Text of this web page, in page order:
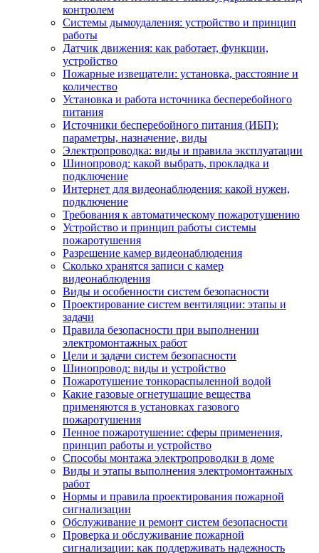
контролем
Системы дымоудаления: устройство и принцип
работы
Датчик движения: как работает, функции,
устройство
Пожарные извещатели: установка, расстояние и
количество
Установка и работа источника бесперебойного
питания
Источники бесперебойного питания (ИБП):
параметры, назначение, виды
Электропроводка: виды и правила эксплуатации
Шинопровод: какой выбрать, прокладка и
подключение
Интернет для видеонаблюдения: какой нужен,
подключение
Требования к автоматическому пожаротушению
Устройство и принцип работы системы
пожаротушения
Разрешение камер видеонаблюдения
Сколько хранятся записи с камер
видеонаблюдения
Виды и особенности систем безопасности
Проектирование систем вентиляции: этапы и
задачи
Правила безопасности при выполнении
электромонтажных работ
Цели и задачи систем безопасности
Шинопровод: виды и устройство
Пожаротушение тонкораспыленной водой
Какие газовые огнетушащие вещества
применяются в установках газового
пожаротушения
Пенное пожаротушение: сферы применения,
принцип работы и устройство
Способы монтажа электропроводки в доме
Виды и этапы выполнения электромонтажных
работ
Нормы и правила проектирования пожарной
сигнализации
Обслуживание и ремонт систем безопасности
Проверка и обслуживание пожарной
сигнализации: как поддерживать надежность